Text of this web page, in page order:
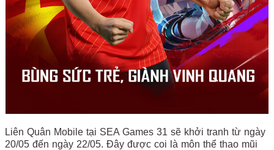
Liên Quân Mobile tại SEA Games 31 sẽ khởi tranh từ ngày
20/05 đến ngày 22/05. Đây được coi là môn thể thao mũi